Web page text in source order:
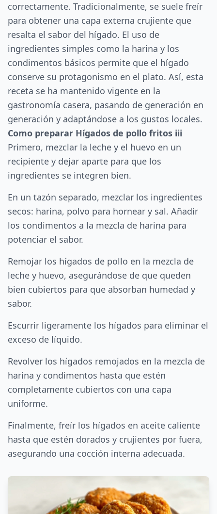
correctamente. Tradicionalmente, se suele freír
para obtener una capa externa crujiente que
resalta el sabor del hígado. El uso de
ingredientes simples como la harina y los
condimentos básicos permite que el hígado
conserve su protagonismo en el plato. Así, esta
receta se ha mantenido vigente en la
gastronomía casera, pasando de generación en
generación y adaptándose a los gustos locales.
Como preparar Hígados de pollo fritos iii
Primero, mezclar la leche y el huevo en un
recipiente y dejar aparte para que los
ingredientes se integren bien.
En un tazón separado, mezclar los ingredientes
secos: harina, polvo para hornear y sal. Añadir
los condimentos a la mezcla de harina para
potenciar el sabor.
Remojar los hígados de pollo en la mezcla de
leche y huevo, asegurándose de que queden
bien cubiertos para que absorban humedad y
sabor.
Escurrir ligeramente los hígados para eliminar el
exceso de líquido.
Revolver los hígados remojados en la mezcla de
harina y condimentos hasta que estén
completamente cubiertos con una capa
uniforme.
Finalmente, freír los hígados en aceite caliente
hasta que estén dorados y crujientes por fuera,
asegurando una cocción interna adecuada.